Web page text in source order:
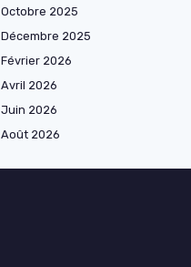
Octobre 2025
Décembre 2025
Février 2026
Avril 2026
Juin 2026
Août 2026